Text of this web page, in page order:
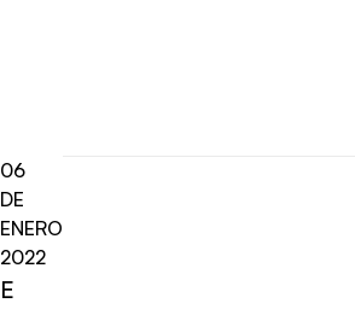
06
DE
ENERO
2022
E